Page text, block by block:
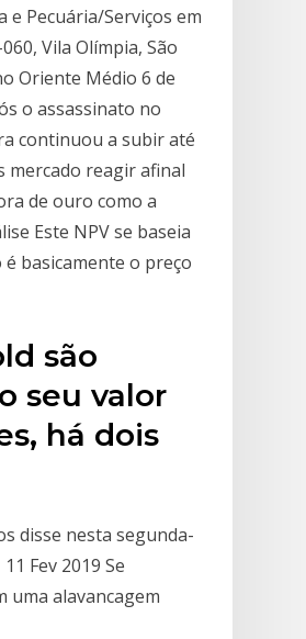
Pecuária/Serviços em
Vila Olímpia, São
Oriente Médio 6 de
o assassinato no
continuou a subir até
mercado reagir afinal
de ouro como a
Este NPV se baseia
basicamente o preço
são
seu valor
há dois
disse nesta segunda-
Fev 2019 Se
uma alavancagem